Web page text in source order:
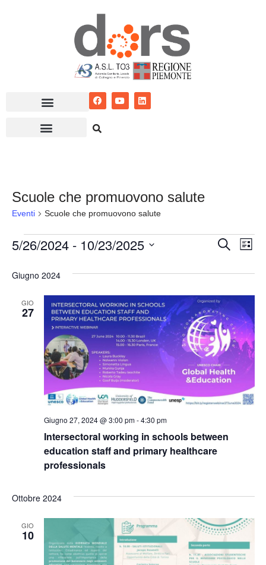
Scuole che promuovono salute
Eventi Scuole che promuovono salute
Eventi
viste
Cerca
Lista
5/26/2024 - 10/23/2025
la
Giugno 2024
GIO
27
Intersectoral working in schools between
education staff and primary healthcare
professionals
Giugno 27, 2024 @ 3:00 pm-4:30 pm
Ottobre 2024
GIO
10